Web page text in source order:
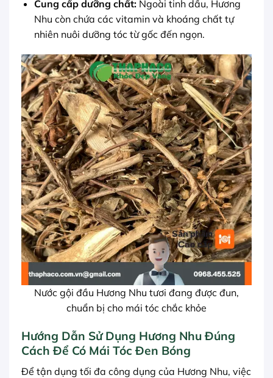
Cung cấp dưỡng chất:Ngoài tinh dầu, Hương
Nhu còn chứa các vitamin và khoáng chất tự
nhiên nuôi dưỡng tóc từ gốc đến ngọn.
Nước gội đầu Hương Nhu tươi đang được đun,
chuẩn bị cho mái tóc chắc khỏe
Hướng Dẫn Sử Dụng Hương Nhu Đúng
Cách Để Có Mái Tóc Đen Bóng
Để tận dụng tối đa công dụng của Hương Nhu, việc